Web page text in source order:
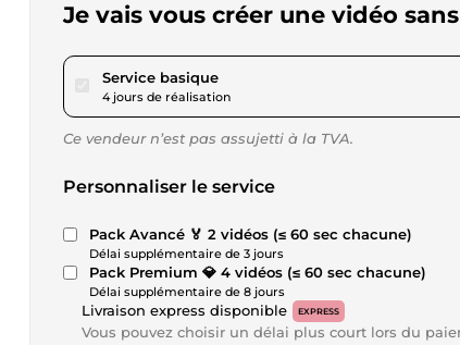
Je vais vous créer une vidéo
Service basiquepour 225,36 $US
4 jours de réalisation
Ce vendeur n’est pas assujetti à la TVA.
Personnaliser le service
Pack Avancé 🏅 2 vidéos (≤ 60 sec chacune)
Délai supplémentaire de 3 jours
Pack Premium 💎 4 vidéos (≤ 60 sec chacune)
Délai supplémentaire de 8 jours
Livraison express disponible EXPRESS
Vous pouvez choisir un délai plus court lors du